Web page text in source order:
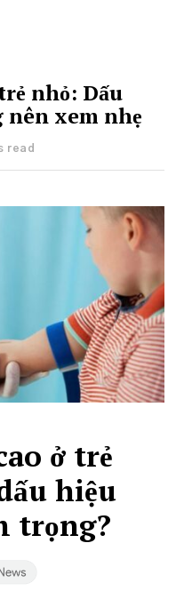
nhỏ: Dấu
xem nhẹ
read
ở trẻ
hiệu
trọng?